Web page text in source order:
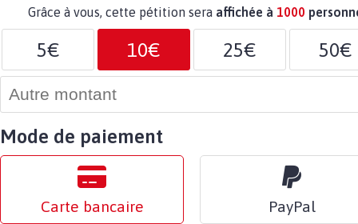
Grâce à vous, cette pétition sera affichée à 1000
5€ 10€ 25€ 50€
Mode de paiement
Carte bancaire PayPal